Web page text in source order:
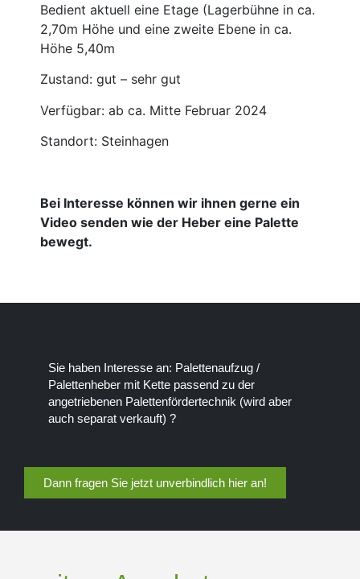
Bedient aktuell eine Etage (Lagerbühne in ca.
2,70m Höhe und eine zweite Ebene in ca.
Höhe 5,40m
Zustand: gut – sehr gut
Verfügbar: ab ca. Mitte Februar 2024
Standort: Steinhagen
Bei Interesse können wir ihnen gerne ein
Video senden wie der Heber eine Palette
bewegt.
Sie haben Interesse an: Palettenaufzug /
Palettenheber mit Kette passend zu der
angetriebenen Palettenfördertechnik (wird aber
auch separat verkauft) ?
Dann fragen Sie jetzt unverbindlich hier an!